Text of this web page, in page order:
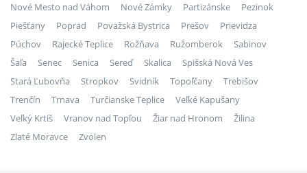
Nové Mesto nad Váhom
Nové Zámky Partizánske
Pezinok
Piešťany
Poprad Považská Bystrica Prešov
Prievidza
Púchov
Rajecké Teplice Rožňava Ružomberok
Sabinov
Šaľa
Senec Senica Sereď Skalica
Spišská Nová Ves
Stará Ľubovňa
Stropkov Svidník Topoľčany
Trebišov
Trenčín
Trnava Turčianske Teplice
Veľké Kapušany
Veľký Krtíš
Vranov nad Topľou Žiar nad Hronom
Žilina
Zlaté Moravce
Zvolen